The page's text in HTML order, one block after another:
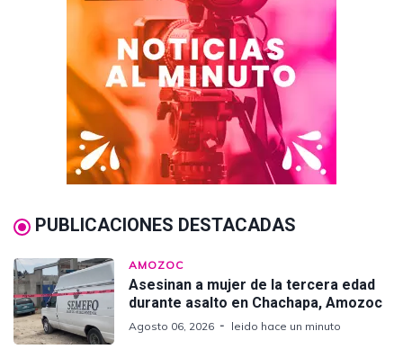
PUBLICACIONES DESTACADAS
AMOZOC
Asesinan a mujer de la tercera edad
durante asalto en Chachapa, Amozoc
Agosto 06, 2026 leido hace un minuto